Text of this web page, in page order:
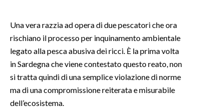
NOTIZIE
EVENTI
#CARAUNIONE
Una vera razzia ad opera di due pescatori che ora
rischiano il processo per inquinamento ambientale
legato alla pesca abusiva dei ricci. È la prima volta
in Sardegna che viene contestato questo reato, non
si tratta quindi di una semplice violazione di norme
ma di una compromissione reiterata e misurabile
dell’ecosistema.